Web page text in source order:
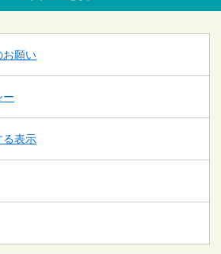
お願い
ー
る表示